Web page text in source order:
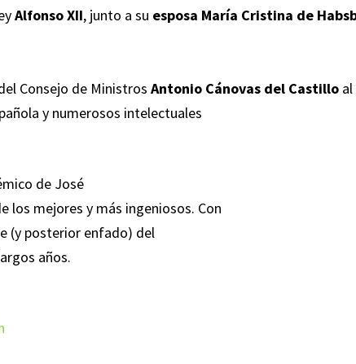
Alfonso XII, junto a su esposa María Cristina de
Consejo de MinistrosAntonio Cánovas del Castillo
y numerosos intelectuales
de José
los mejores y más ingeniosos. Con
(y posterior enfado) del
años.